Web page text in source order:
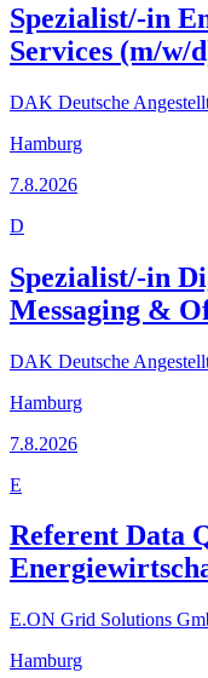
Spezialist/-in
Services (m/w/
DAK Deutsche
Hamburg
7.8.2026
D
Spezialist/-in
Messaging &
DAK Deutsche
Hamburg
7.8.2026
E
Referent Data
E.ON Grid Solutions
Hamburg